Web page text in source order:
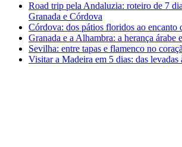
Road trip pela Andaluzia: roteiro de 7
Granada e Córdova
Córdova: dos pátios floridos ao encanto
Granada e a Alhambra: a herança árabe
Sevilha: entre tapas e flamenco no
Visitar a Madeira em 5 dias: das levadas